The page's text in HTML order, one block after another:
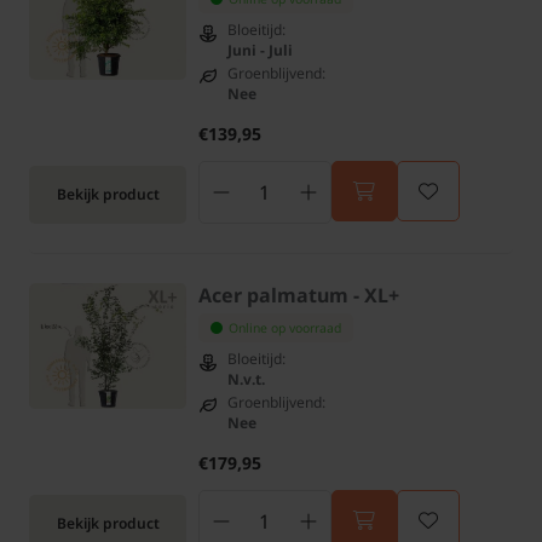
Bekijk product
Bloeitijd:
Juni - Juli
Groenblijvend:
Nee
€139,95
Bekijk product
Acer palmatum - XL+
Online op voorraad
Bloeitijd:
N.v.t.
Groenblijvend:
Nee
€179,95